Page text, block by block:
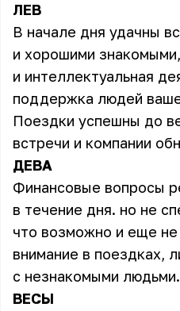
ЛЕВ
В начале дня удачны
и хорошими
и интеллектуальная
поддержка людей
Поездки успешны до
встречи и компании
ДЕВА
Финансовые вопросы
в течение дня. но не
что возможно и еще
внимание в поездках,
с незнакомыми
ВЕСЫ